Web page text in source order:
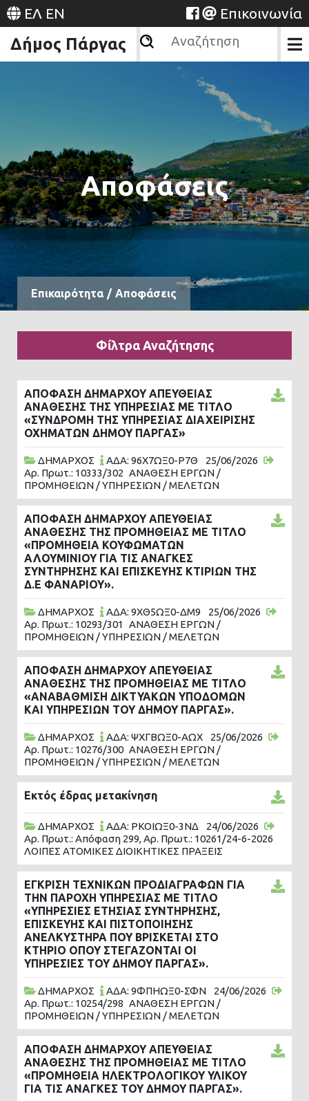
ΕΛ EN Επικοινωνία
Δήμος Πάργας
Αποφάσεις
Επικαιρότητα / Αποφάσεις
Φίλτρα Αναζήτησης
ΑΠΟΦΑΣΗ ΔΗΜΑΡΧΟΥ ΑΠΕΥΘΕΙΑΣ
ΑΝΑΘΕΣΗΣ ΤΗΣ ΥΠΗΡΕΣΙΑΣ ΜΕ ΤΙΤΛΟ
«ΣΥΝΔΡΟΜΗ ΤΗΣ ΥΠΗΡΕΣΙΑΣ ΔΙΑΧΕΙΡΙΣΗΣ
ΟΧΗΜΑΤΩΝ ΔΗΜΟΥ ΠΑΡΓΑΣ»
ΔΗΜΑΡΧΟΣ ΑΔΑ: 96Χ7ΩΞ0-Ρ7Θ
25/06/2026
Αρ. Πρωτ.: 10333/302 ΑΝΑΘΕΣΗ ΕΡΓΩΝ /
ΠΡΟΜΗΘΕΙΩΝ / ΥΠΗΡΕΣΙΩΝ / ΜΕΛΕΤΩΝ
ΑΠΟΦΑΣΗ ΔΗΜΑΡΧΟΥ ΑΠΕΥΘΕΙΑΣ
ΑΝΑΘΕΣΗΣ ΤΗΣ ΠΡΟΜΗΘΕΙΑΣ ΜΕ ΤΙΤΛΟ
«ΠΡΟΜΗΘΕΙΑ ΚΟΥΦΩΜΑΤΩΝ
ΑΛΟΥΜΙΝΙΟΥ ΓΙΑ ΤΙΣ ΑΝΑΓΚΕΣ
ΣΥΝΤΗΡΗΣΗΣ ΚΑΙ ΕΠΙΣΚΕΥΗΣ ΚΤΙΡΙΩΝ ΤΗΣ
Δ.Ε ΦΑΝΑΡΙΟΥ».
ΔΗΜΑΡΧΟΣ ΑΔΑ: 9ΧΘ5ΩΞ0-ΔΜ9
25/06/2026
Αρ. Πρωτ.: 10293/301 ΑΝΑΘΕΣΗ ΕΡΓΩΝ /
ΠΡΟΜΗΘΕΙΩΝ / ΥΠΗΡΕΣΙΩΝ / ΜΕΛΕΤΩΝ
ΑΠΟΦΑΣΗ ΔΗΜΑΡΧΟΥ ΑΠΕΥΘΕΙΑΣ
ΑΝΑΘΕΣΗΣ ΤΗΣ ΠΡΟΜΗΘΕΙΑΣ ΜΕ ΤΙΤΛΟ
«ΑΝΑΒΑΘΜΙΣΗ ΔΙΚΤΥΑΚΩΝ ΥΠΟΔΟΜΩΝ
ΚΑΙ ΥΠΗΡΕΣΙΩΝ ΤΟΥ ΔΗΜΟΥ ΠΑΡΓΑΣ».
ΔΗΜΑΡΧΟΣ ΑΔΑ: ΨΧΓΒΩΞ0-ΑΩΧ
25/06/2026
Αρ. Πρωτ.: 10276/300 ΑΝΑΘΕΣΗ ΕΡΓΩΝ /
ΠΡΟΜΗΘΕΙΩΝ / ΥΠΗΡΕΣΙΩΝ / ΜΕΛΕΤΩΝ
Εκτός έδρας μετακίνηση
ΔΗΜΑΡΧΟΣ ΑΔΑ: ΡΚΟΙΩΞ0-3ΝΔ
24/06/2026
Αρ. Πρωτ.: Απόφαση 299, Αρ. Πρωτ.: 10261/24-6-2026
ΛΟΙΠΕΣ ΑΤΟΜΙΚΕΣ ΔΙΟΙΚΗΤΙΚΕΣ ΠΡΑΞΕΙΣ
ΕΓΚΡΙΣΗ ΤΕΧΝΙΚΩΝ ΠΡΟΔΙΑΓΡΑΦΩΝ ΓΙΑ
ΤΗΝ ΠΑΡΟΧΗ ΥΠΗΡΕΣΙΑΣ ΜΕ ΤΙΤΛΟ
«ΥΠΗΡΕΣΙΕΣ ΕΤΗΣΙΑΣ ΣΥΝΤΗΡΗΣΗΣ,
ΕΠΙΣΚΕΥΗΣ ΚΑΙ ΠΙΣΤΟΠΟΙΗΣΗΣ
ΑΝΕΛΚΥΣΤΗΡΑ ΠΟΥ ΒΡΙΣΚΕΤΑΙ ΣΤΟ
ΚΤΗΡΙΟ ΟΠΟΥ ΣΤΕΓΑΖΟΝΤΑΙ ΟΙ
ΥΠΗΡΕΣΙΕΣ ΤΟΥ ΔΗΜΟΥ ΠΑΡΓΑΣ».
ΔΗΜΑΡΧΟΣ ΑΔΑ: 9ΦΠΗΩΞ0-ΣΦΝ
24/06/2026
Αρ. Πρωτ.: 10254/298 ΑΝΑΘΕΣΗ ΕΡΓΩΝ /
ΠΡΟΜΗΘΕΙΩΝ / ΥΠΗΡΕΣΙΩΝ / ΜΕΛΕΤΩΝ
ΑΠΟΦΑΣΗ ΔΗΜΑΡΧΟΥ ΑΠΕΥΘΕΙΑΣ
ΑΝΑΘΕΣΗΣ ΤΗΣ ΠΡΟΜΗΘΕΙΑΣ ΜΕ ΤΙΤΛΟ
«ΠΡΟΜΗΘΕΙΑ ΗΛΕΚΤΡΟΛΟΓΙΚΟΥ ΥΛΙΚΟΥ
ΓΙΑ ΤΙΣ ΑΝΑΓΚΕΣ ΤΟΥ ΔΗΜΟΥ ΠΑΡΓΑΣ».